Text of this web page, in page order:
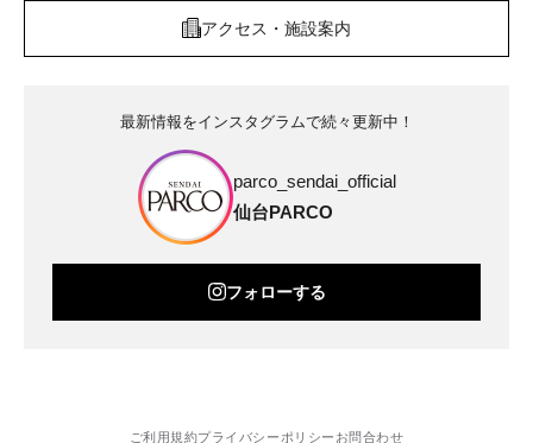
アクセス・施設案内
最新情報をインスタグラムで続々更新中！
parco_sendai_official
仙台PARCO
フォローする
ご利用規約プライバシーポリシー お問合わせ